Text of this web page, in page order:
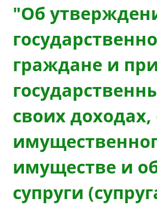
"Об
раждане и
своих
имуществе и
супруги